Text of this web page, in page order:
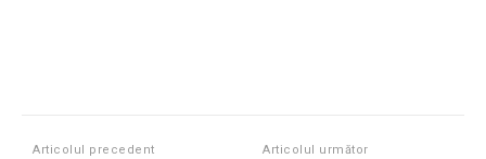
Articolul precedent Articolul următor